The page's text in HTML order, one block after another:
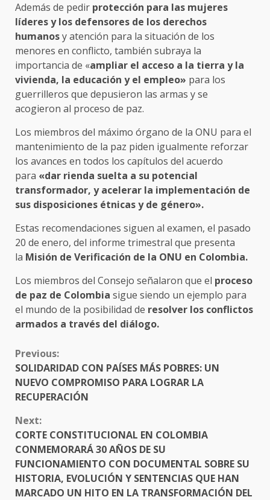
Además de pedir protección para las mujeres
líderes y los defensores de los derechos
humanosy atención para la situación de los
menores en conflicto, también subraya la
importancia de «ampliar el acceso a la tierra y la
vivienda, la educación y el empleo» para los
guerrilleros que depusieron las armas y se
acogieron al proceso de paz.
Los miembros del máximo órgano de la ONU para el
mantenimiento de la paz piden igualmente reforzar
los avances en todos los capítulos del acuerdo
para «dar rienda suelta a su potencial
transformador, y acelerar la implementación de
sus disposiciones étnicas y de género».
Estas recomendaciones siguen al examen, el pasado
20 de enero, del informe trimestral que presenta
la Misión de Verificación de la ONU en Colombia.
Los miembros del Consejo señalaron que el proceso
de paz de Colombia sigue siendo un ejemplo para
el mundo de la posibilidad de resolver los conflictos
armados a través del diálogo.
CONTINUE
READING
Previous:
SOLIDARIDAD CON PAÍSES MÁS POBRES: UN
NUEVO COMPROMISO PARA LOGRAR LA
RECUPERACIÓN
Next:
CORTE CONSTITUCIONAL EN COLOMBIA
CONMEMORARÁ 30 AÑOS DE SU
FUNCIONAMIENTO CON DOCUMENTAL SOBRE SU
HISTORIA, EVOLUCIÓN Y SENTENCIAS QUE HAN
MARCADO UN HITO EN LA TRANSFORMACIÓN DEL